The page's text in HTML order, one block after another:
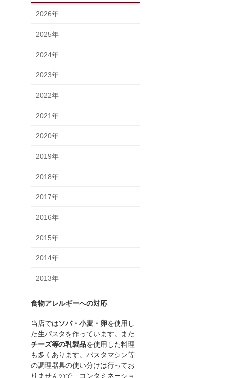
2026年
2025年
2024年
2023年
2022年
2021年
2020年
2019年
2018年
2017年
2016年
2015年
2014年
2013年
食物アレルギーへの対応
当店ではソバ・小麦・卵を使用し
た生パスタを作っています。また
チーズ等の乳製品を使用した料理
も多くあります。パスタマシン等
の調理器具の使い分けは行ってお
りませんので、コンタミネーショ